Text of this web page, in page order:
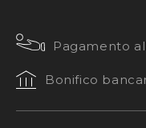
Pagamento
Bonifico